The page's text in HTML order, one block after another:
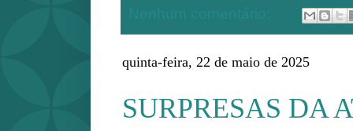
quinta-feira, 22 de maio de 2025
SURPRESAS DA